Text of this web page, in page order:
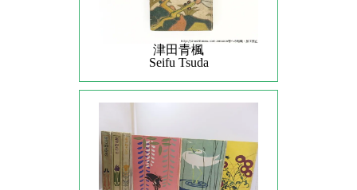
津田青楓
Seifu Tsuda